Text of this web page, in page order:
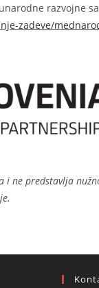
razvojne
zadeve/
i ne predstavlja